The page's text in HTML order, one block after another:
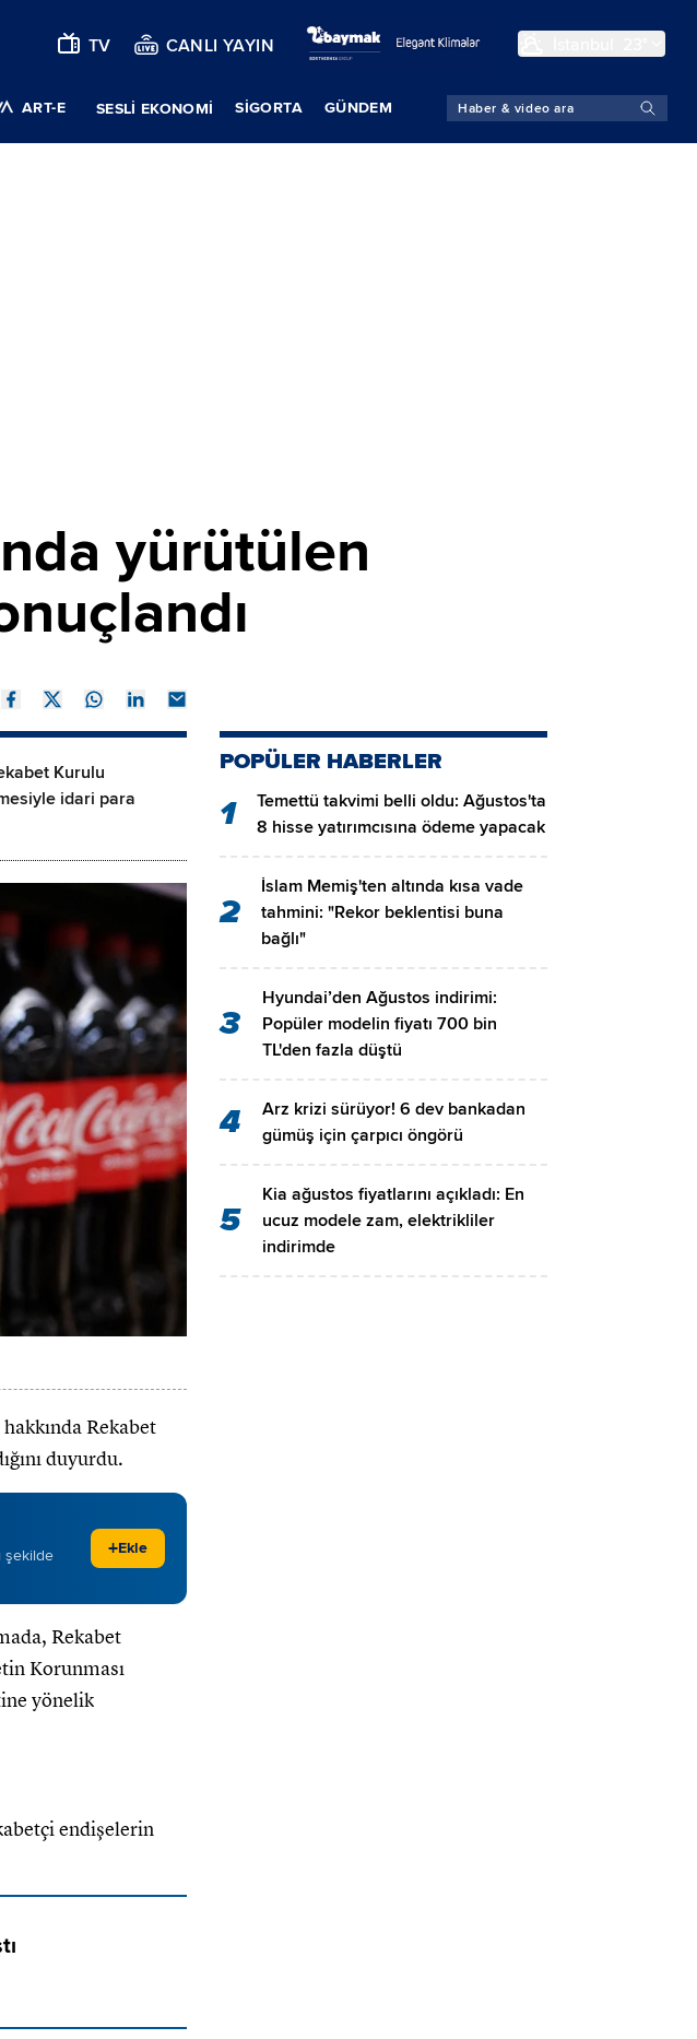
TV CANLI YAYIN
ART-E SESLİ EKONOMİ SIGORTA GÜNDEM
yürütülen
Kurulu
idari para
Rekabet
duyurdu.
şekilde
+Ekle
Rekabet
Korunması
yönelik
endişelerin
POPÜLER HABERLER
1
Temettü takvimi belli oldu: Ağustos'ta
8 hisse yatırımcısına ödeme yapacak
2
İslam Memiş'ten altında kısa vade
tahmini: "Rekor beklentisi buna
bağlı"
3
Hyundai’den Ağustos indirimi:
Popüler modelin fiyatı 700 bin
TL'den fazla düştü
4
Arz krizi sürüyor! 6 dev bankadan
gümüş için çarpıcı öngörü
5
Kia ağustos fiyatlarını açıkladı: En
ucuz modele zam, elektrikliler
indirimde